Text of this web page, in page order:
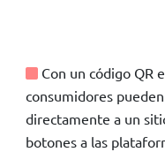
Con un código QR
consumidores
directamente a un
botones a las